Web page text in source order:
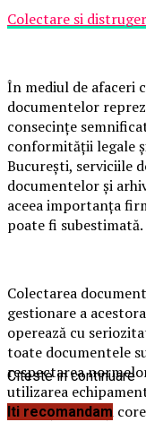
Colectare si
În mediul de afaceri
documentelor
consecințe
conformității legale
București, serviciile
documentelor și
aceea importanța
poate fi subestimată.
Colectarea
gestionare a
operează cu
toate documentele
respectarea
utilizarea
angajați instruiți
Citeste in continuare
Iti recomandam